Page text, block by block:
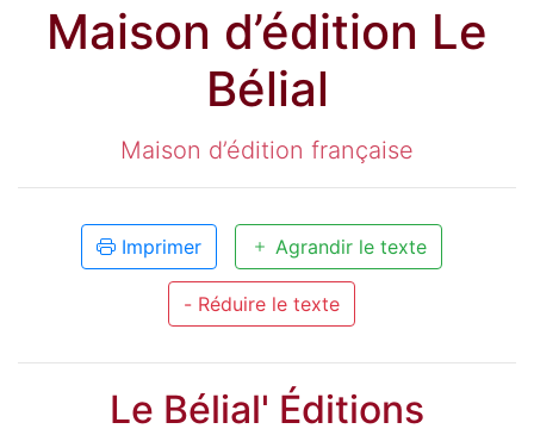
Maison d’édition Le
Bélial
Maison d’édition française
Imprimer Agrandir le texte
- Réduire le texte
Le Bélial' Éditions